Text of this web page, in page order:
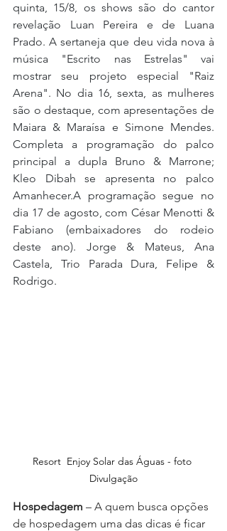
quinta, 15/8, os shows são do cantor
revelação Luan Pereira e de Luana
Prado. A sertaneja que deu vida nova à
música "Escrito nas Estrelas" vai
mostrar seu projeto especial "Raiz
Arena". No dia 16, sexta, as mulheres
são o destaque, com apresentações de
Maiara & Maraísa e Simone Mendes.
Completa a programação do palco
principal a dupla Bruno & Marrone;
Kleo Dibah se apresenta no palco
Amanhecer.A programação segue no
dia 17 de agosto, com César Menotti &
Fabiano (embaixadores do rodeio
deste ano). Jorge & Mateus, Ana
Castela, Trio Parada Dura, Felipe &
Rodrigo.
Resort  Enjoy Solar das Águas - foto
Divulgação
Hospedagem – A quem busca opções
de hospedagem uma das dicas é ficar